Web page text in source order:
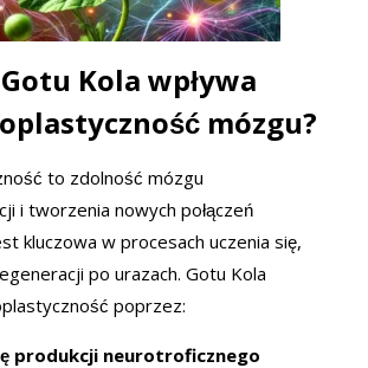
Kola wpływa
mózgu?
to zdolność mózgu
i tworzenia nowych połączeń
kluczowa w procesach uczenia się,
po urazach. Gotu Kola
poprzez:
produkcji neurotroficznego